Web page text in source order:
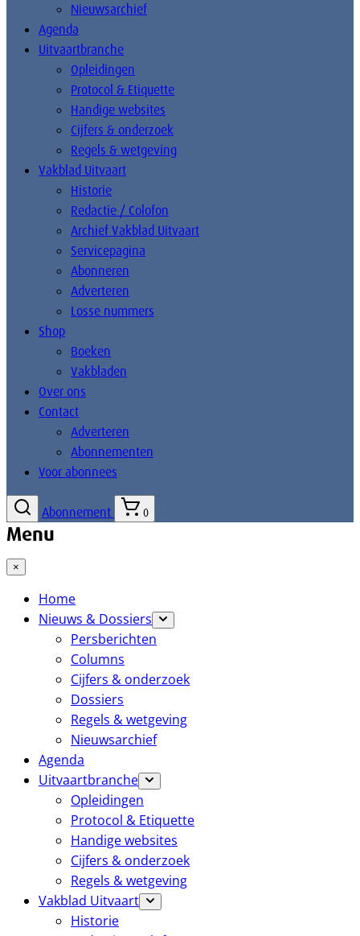
Nieuwsarchief
Agenda
Uitvaartbranche
Opleidingen
Protocol & Etiquette
Handige websites
Cijfers & onderzoek
Regels & wetgeving
Vakblad Uitvaart
Historie
Redactie / Colofon
Archief Vakblad Uitvaart
Servicepagina
Abonneren
Adverteren
Losse nummers
Shop
Boeken
Vakbladen
Over ons
Contact
Adverteren
Abonnementen
Voor abonnees
Abonnement 0
Menu
×
Home
Nieuws & Dossiers
Persberichten
Columns
Cijfers & onderzoek
Dossiers
Regels & wetgeving
Nieuwsarchief
Agenda
Uitvaartbranche
Opleidingen
Protocol & Etiquette
Handige websites
Cijfers & onderzoek
Regels & wetgeving
Vakblad Uitvaart
Historie